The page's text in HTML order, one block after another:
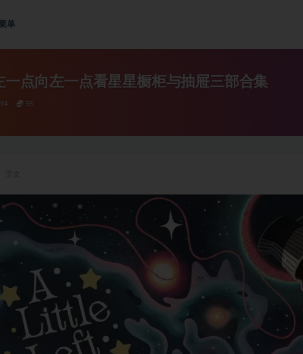
单
一点向左一点看星星橱柜与抽屉三部合集
94 55